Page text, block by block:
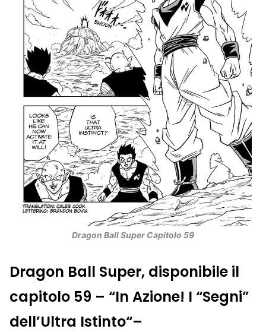
Dragon Ball Super Capitolo 59
Dragon Ball Super, disponibile il
capitolo 59 – “In Azione! I “Segni”
dell’Ultra Istinto“–